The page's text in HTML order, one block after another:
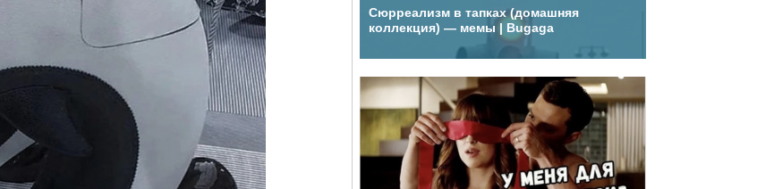
Сюрреализм в тапках (домашняя
коллекция) — мемы | Bugaga